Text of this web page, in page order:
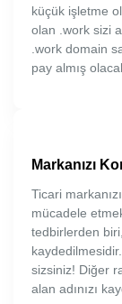
küçük işletme
olan .work sizi
.work domain
pay almış
Markanızı
Ticari
mücadele
tedbirlerden
sizsiniz! Diğer
alan adınızı